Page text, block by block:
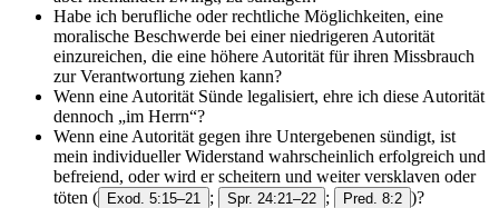
Habe ich berufliche oder rechtliche Möglichkeiten, eine
moralische Beschwerde bei einer niedrigeren Autorität
einzureichen, die eine höhere Autorität für ihren Missbrauch
zur Verantwortung ziehen kann?
Wenn eine Autorität Sünde legalisiert, ehre ich diese Autorität
dennoch „im Herrn“?
Wenn eine Autorität gegen ihre Untergebenen sündigt, ist
mein individueller Widerstand wahrscheinlich erfolgreich und
befreiend, oder wird er scheitern und weiter versklaven oder
töten ( Exod. 5:15–21 ; Spr. 24:21–22 ; Pred. 8:2 )?